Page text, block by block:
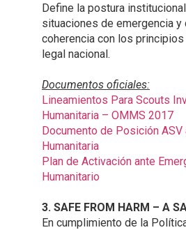
Define la postura
situaciones de emergencia y
coherencia con los
legal nacional.
Documentos oficiales:
Lineamientos Para Scouts
Humanitaria – OMMS 2017
Documento de Posición ASV
Humanitaria
Plan de Activación ante
Humanitario
3. SAFE FROM HARM – A
En cumplimiento de la